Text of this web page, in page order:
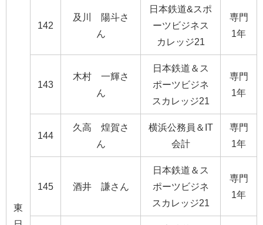
東
142
及川 陽斗さ
ん
日本鉄道&スポ
ーツビジネス
カレッジ21
専門
1年
143
木村 一輝さ
ん
日本鉄道＆ス
ポーツビジネ
スカレッジ21
専門
1年
144
久高 煌賀さ
ん
横浜公務員＆IT
会計
専門
1年
145 酒井 謙さん
日本鉄道＆ス
ポーツビジネ
スカレッジ21
専門
1年